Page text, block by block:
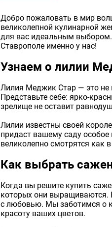
Добро пожаловать в мир
великолепной кулинарной
для вас идеальным выбором.
Ставрополе именно у нас!
Узнаем о лилии
Лилия Меджик Стар — это не
Представьте себе: ярко-
зрелище не оставит
Лилии известны своей
придаст вашему саду
великолепно смотрятся как
Как выбрать
Когда вы решите купить
которых они выращиваются.
с любовью. Мы заботимся о
красоту ваших цветов.